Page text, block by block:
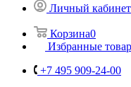
Личный кабинет
Корзина0
Избранные
+7 495 909-24-00